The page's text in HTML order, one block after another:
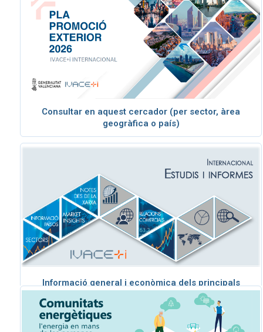
Consultar en aquest cercador (per sector, àrea
geogràfica o país)
Informació general i econòmica dels principals